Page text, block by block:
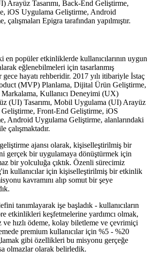
Arayüz Tasarımı, Back-End Geliştirme,
iOS Uygulama Geliştirme, Android
Epigra tarafından yapılmıştır.
en popüler etkinliklerde kullanıcılarının uygun
eğlenebilmeleri için tasarlanmış
hayatı rehberidir. 2017 yılı itibariyle İstaç
(MVP) Planlama, Dijital Ürün Geliştirme,
Kullanıcı Deneyimi (UX)
(UI) Tasarımı, Mobil Uygulama (UI) Arayüz
Geliştirme, Front-End Geliştirme, iOS
Android Uygulama Geliştirme, alanlarındaki
çalışmaktadır.
ajansı olarak, kişiselleştirilmiş bir
gerçek bir uygulamaya dönüştürmek için
bir yolculuğa çıktık. Özenli sürecimiz
kullanıcılar için kişiselleştirilmiş bir etkinlik
kavramını alıp somut bir şeye
tanımlayarak işe başladık - kullanıcıların
etkinlikleri keşfetmelerine yardımcı olmak,
ve hızlı ödeme, kolay biletleme ve çevrimiçi
premium kullanıcılar için %5 - %20
gibi özellikleri bu misyonu gerçeğe
olmazlar olarak belirledik.